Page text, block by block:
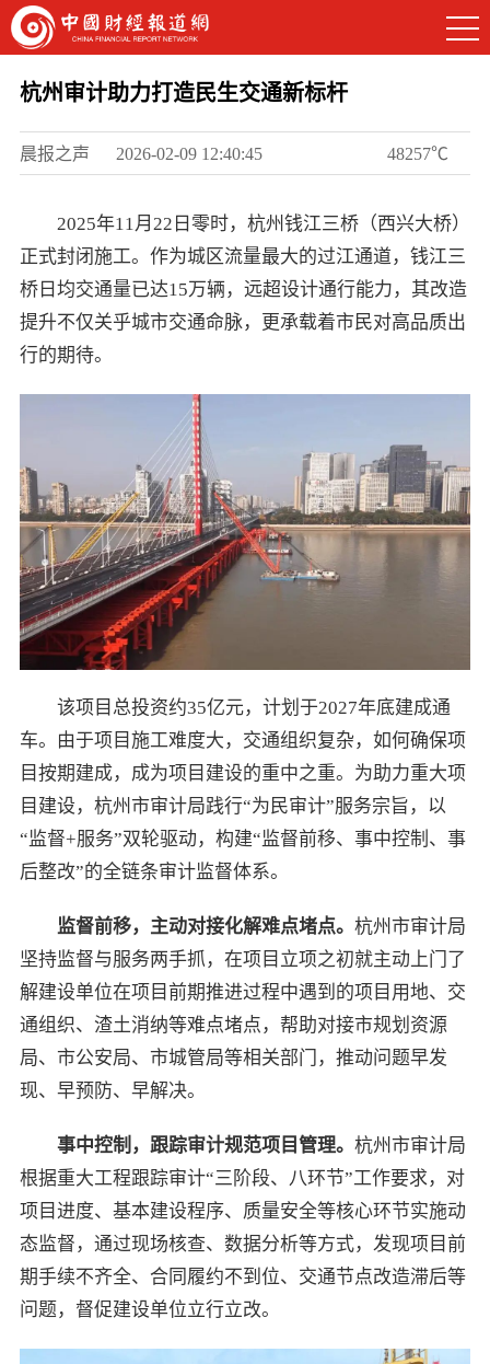
杭州审计助力打造民生交通新标杆
晨报之声 2026-02-09 12:40:45 48257℃
2025年11月22日零时，杭州钱江三桥（西兴大桥）
正式封闭施工。作为城区流量最大的过江通道，钱江三
桥日均交通量已达15万辆，远超设计通行能力，其改造
提升不仅关乎城市交通命脉，更承载着市民对高品质出
行的期待。
该项目总投资约35亿元，计划于2027年底建成通
车。由于项目施工难度大，交通组织复杂，如何确保项
目按期建成，成为项目建设的重中之重。为助力重大项
目建设，杭州市审计局践行“为民审计”服务宗旨，以
“监督+服务”双轮驱动，构建“监督前移、事中控制、事
后整改”的全链条审计监督体系。
监督前移，主动对接化解难点堵点。 杭州市审计局
坚持监督与服务两手抓，在项目立项之初就主动上门了
解建设单位在项目前期推进过程中遇到的项目用地、交
通组织、渣土消纳等难点堵点，帮助对接市规划资源
局、市公安局、市城管局等相关部门，推动问题早发
现、早预防、早解决。
事中控制，跟踪审计规范项目管理。 杭州市审计局
根据重大工程跟踪审计“三阶段、八环节”工作要求，对
项目进度、基本建设程序、质量安全等核心环节实施动
态监督，通过现场核查、数据分析等方式，发现项目前
期手续不齐全、合同履约不到位、交通节点改造滞后等
问题，督促建设单位立行立改。